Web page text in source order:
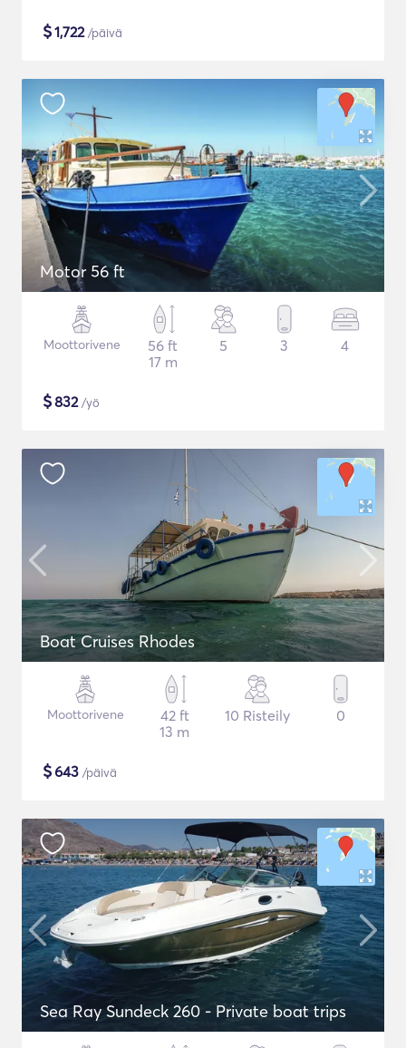
$1,722/päivä
Motor 56 ft
Moottorivene
56 ft
17 m
5 3 4
$832/yö
Boat Cruises Rhodes
Moottorivene
42 ft
13 m
10 Risteily 0
$643 /päivä
Sea Ray Sundeck 260 - Private boat trips